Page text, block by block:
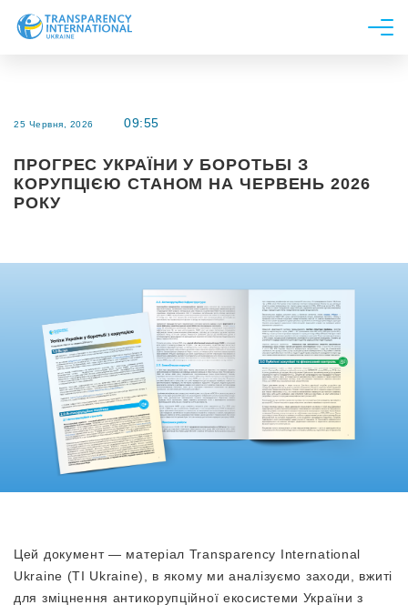
Дослідження
Напрями роботи
Долучитися
25 Червня, 2026 09:55
ПРОГРЕС УКРАЇНИ У БОРОТЬБІ З
КОРУПЦІЄЮ СТАНОМ НА ЧЕРВЕНЬ 2026
РОКУ
Цей документ — матеріал Transparency International
Ukraine (TI Ukraine), в якому ми аналізуємо заходи, вжиті
для зміцнення антикорупційної екосистеми України з